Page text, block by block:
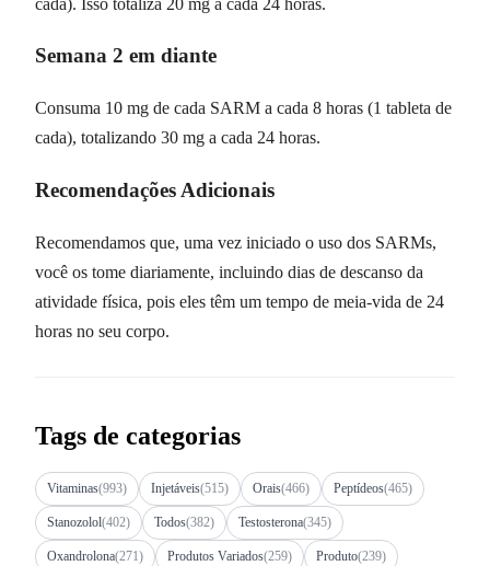
Semana 2 em diante
Consuma 10 mg de cada SARM a cada 8 horas (1 tableta de
cada), totalizando 30 mg a cada 24 horas.
Recomendações Adicionais
Recomendamos que, uma vez iniciado o uso dos SARMs,
você os tome diariamente, incluindo dias de descanso da
atividade física, pois eles têm um tempo de meia-vida de 24
horas no seu corpo.
Tags de categorias
Vitaminas(993) Injetáveis(515) Orais(466) Peptídeos(465)
Stanozolol(402) Todos(382) Testosterona(345)
Oxandrolona(271) Produtos Variados(259) Produto(239)